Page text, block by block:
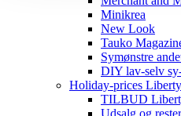
Minikrea
New Look
Tauko
Symønstre
DIY lav-selv
Holiday-prices
TILBUD
Udsalg og rester